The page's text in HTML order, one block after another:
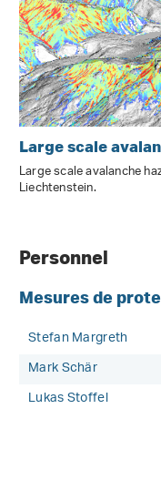
Large scale
Large scale avalanche
Liechtenstein.
Personnel
Mesures de
Stefan Margreth
Mark Schär
Lukas Stoffel